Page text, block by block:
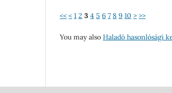
<< < 1 2 3 4 5 6 7 8 9 10 > >>
You may also Haladó hasonlósági